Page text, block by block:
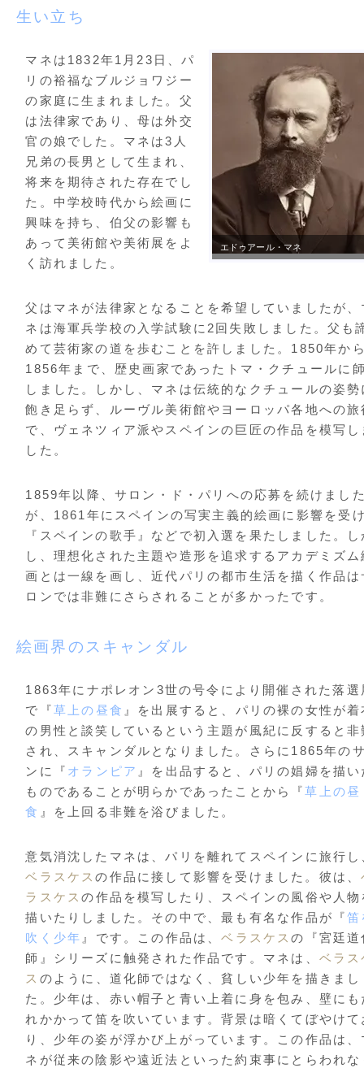
生い立ち
エドゥアール・マネ
マネは1832年1月23日、パ
リの裕福なブルジョワジー
の家庭に生まれました。父
は法律家であり、母は外交
官の娘でした。マネは3人
兄弟の長男として生まれ、
将来を期待された存在でし
た。中学校時代から絵画に
興味を持ち、伯父の影響も
あって美術館や美術展をよ
く訪れました。
父はマネが法律家となることを希望していましたが、
ネは海軍兵学校の入学試験に2回失敗しました。父も
めて芸術家の道を歩むことを許しました。1850年か
1856年まで、歴史画家であったトマ・クチュールに
しました。しかし、マネは伝統的なクチュールの姿勢
飽き足らず、ルーヴル美術館やヨーロッパ各地への旅
で、ヴェネツィア派やスペインの巨匠の作品を模写し
した。
1859年以降、サロン・ド・パリへの応募を続けまし
が、1861年にスペインの写実主義的絵画に影響を受
『スペインの歌手』などで初入選を果たしました。し
し、理想化された主題や造形を追求するアカデミズム
画とは一線を画し、近代パリの都市生活を描く作品は
ロンでは非難にさらされることが多かったです。
絵画界のスキャンダル
1863年にナポレオン3世の号令により開催された落選
で『草上の昼食 』を出展すると、パリの裸の女性が着
の男性と談笑しているという主題が風紀に反すると非
され、スキャンダルとなりました。さらに1865年の
ンに『 オランピア 』を出品すると、パリの娼婦を描い
ものであることが明らかであったことから『草上の昼
食 』を上回る非難を浴びました。
意気消沈したマネは、パリを離れてスペインに旅行し
ベラスケスの作品に接して影響を受けました。彼は、
ラスケスの作品を模写したり、スペインの風俗や人物
描いたりしました。その中で、最も有名な作品が『笛
吹く少年 』です。この作品は、ベラスケスの『宮廷道
師』シリーズに触発された作品です。マネは、 ベラス
ス のように、道化師ではなく、貧しい少年を描きまし
た。少年は、赤い帽子と青い上着に身を包み、壁にも
れかかって笛を吹いています。背景は暗くてぼやけて
り、少年の姿が浮かび上がっています。この作品は、
ネが従来の陰影や遠近法といった約束事にとらわれな